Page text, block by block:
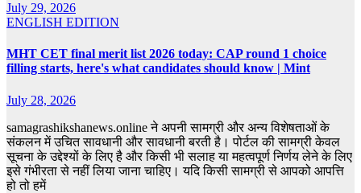
July 29, 2026
ENGLISH EDITION
MHT CET final merit list 2026 today: CAP round 1 choice
filling starts, here's what candidates should know | Mint
July 28, 2026
samagrashikshanews.online ने अपनी सामग्री और अन्य विशेषताओं के
संकलन में उचित सावधानी और सावधानी बरती है। पोर्टल की सामग्री केवल
सूचना के उद्देश्यों के लिए है और किसी भी सलाह या महत्वपूर्ण निर्णय लेने के लिए
इसे गंभीरता से नहीं लिया जाना चाहिए। यदि किसी सामग्री से आपको आपत्ति
हो तो हमें